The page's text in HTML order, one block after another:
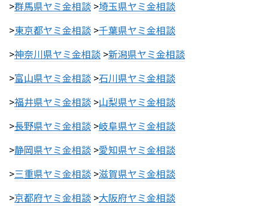
>群馬県ヤミ金相談 >埼玉県ヤミ金相談
>東京都ヤミ金相談 >千葉県ヤミ金相談
>神奈川県ヤミ金相談 >新潟県ヤミ金相談
>富山県ヤミ金相談 >石川県ヤミ金相談
>福井県ヤミ金相談 >山梨県ヤミ金相談
>長野県ヤミ金相談 >岐阜県ヤミ金相談
>静岡県ヤミ金相談 >愛知県ヤミ金相談
>三重県ヤミ金相談 >滋賀県ヤミ金相談
>京都府ヤミ金相談 >大阪府ヤミ金相談